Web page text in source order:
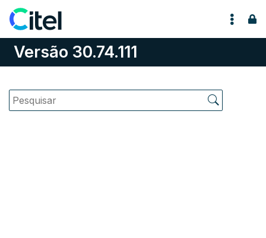
Pular para o conteúdo
Versão 30.74.111